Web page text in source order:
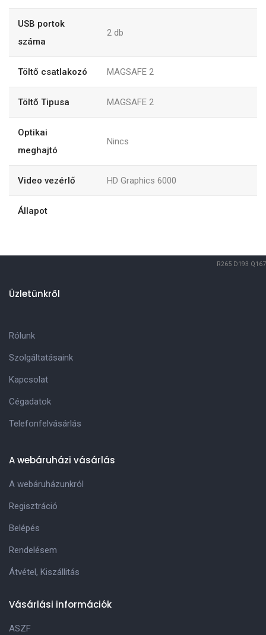
USB portok
száma
2 db
Töltő csatlakozó MAGSAFE 2
Töltő Tipusa MAGSAFE 2
Optikai
meghajtó
Nincs
Video vezérlő HD Graphics 6000
Állapot
R265 D193 Q167
Üzletünkről
Rólunk
Szolgáltatásaink
Kapcsolat
Cégadatok
Telefonfelvásárlás
A webáruházi vásárlás
A webáruházunkról
Regisztráció
Belépés
Rendelésem
Átvétel, Kiszállitás
Vásárlási információk
ASZF